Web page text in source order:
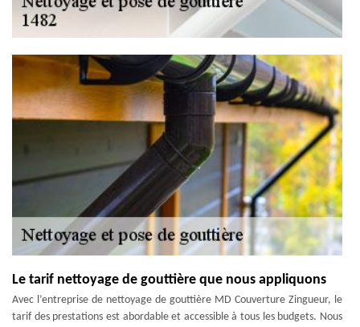
Le tarif nettoyage de gouttière que nous appliquons
Avec l’entreprise de nettoyage de gouttière MD Couverture Zingueur, le
tarif des prestations est abordable et accessible à tous les budgets. Nous